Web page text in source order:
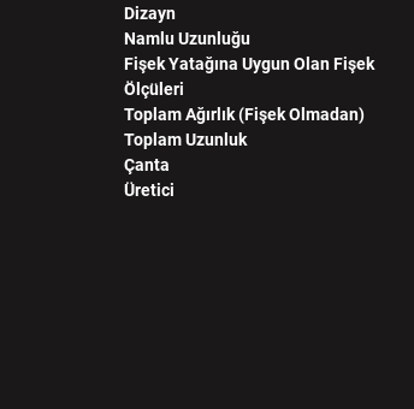
Dizayn
Namlu Uzunluğu
Fişek Yatağına Uygun Olan Fişek
Ölçüleri
Toplam Ağırlık (Fişek Olmadan)
Toplam Uzunluk
Çanta
Üretici